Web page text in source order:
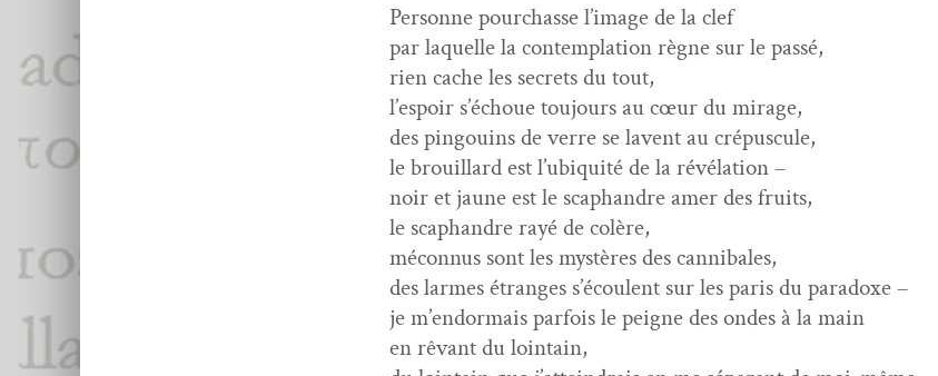
Per­son­ne pour­chas­se l’image de la clef
par laque­lle la con­tem­pla­tion règne sur le passé,
rien cache les secrets du tout,
l’espoir s’échoue tou­jours au cœur du mirage,
des pin­gouins de verre se lavent au crépuscule,
le brouil­lard est l’ubiquité de la révélation –
noir et jaune est le scaphan­dre amer des fruits,
le scaphan­dre rayé de colère,
mécon­nus sont les mys­tères des cannibales,
des larmes étranges s’écoulent sur les paris du paradoxe –
je m’endormais par­fois le peigne des ondes à la main
en rêvant du lointain,